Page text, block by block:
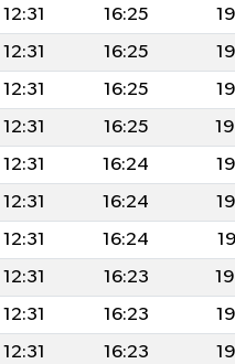
12:31 16:25
12:31 16:25
12:31 16:25
12:31 16:25
12:31 16:24
12:31 16:24
12:31 16:24
12:31 16:23
12:31 16:23
12:31 16:23